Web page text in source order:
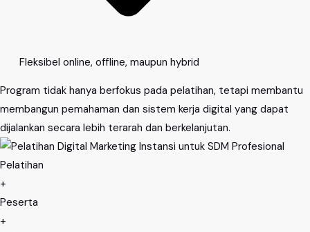
Fleksibel online, offline, maupun hybrid
Program tidak hanya berfokus pada pelatihan, tetapi membantu
membangun pemahaman dan sistem kerja digital yang dapat
dijalankan secara lebih terarah dan berkelanjutan.
Pelatihan
+
Peserta
+